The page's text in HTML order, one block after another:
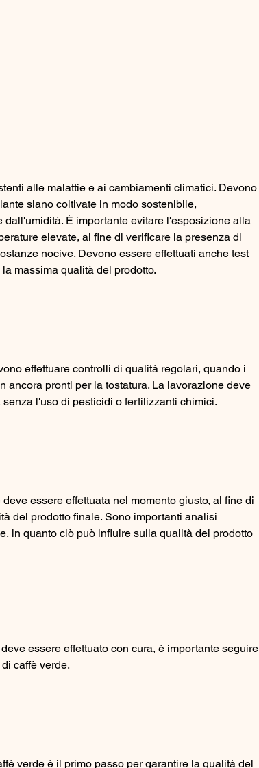
siano coltivate in modo sostenibile,
dall'umidità. È importante evitare l'esposizione alla
elevate, al fine di verificare la presenza di
nocive. Devono essere effettuati anche test
massima qualità del prodotto.
effettuare controlli di qualità regolari, quando i
ancora pronti per la tostatura. La lavorazione deve
senza l'uso di pesticidi o fertilizzanti chimici.
essere effettuata nel momento giusto, al fine di
del prodotto finale. Sono importanti analisi
in quanto ciò può influire sulla qualità del prodotto
essere effettuato con cura, è importante seguire
caffè verde.
verde è il primo passo per garantire la qualità del